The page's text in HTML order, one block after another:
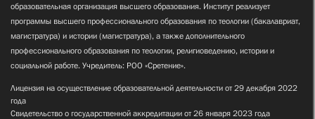
образовательная организация высшего образования. Институт реализует
программы высшего профессионального образования по теологии (бакалавриат,
магистратура) и истории (магистратура), а также дополнительного
профессионального образования по теологии, религиоведению, истории и
социальной работе. Учредитель: РОО «Сретение».
Лицензия на осуществление образовательной деятельности от 29 декабря 2022
года
Свидетельство о государственной аккредитации от 26 января 2023 года